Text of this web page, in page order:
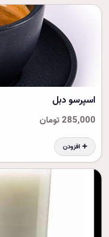
اسپرسو دبل
285,000 تومان
➕ افزودن